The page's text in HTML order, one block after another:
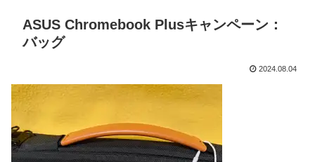
ASUS Chromebook Plusキャンペーン：
バッグ
2024.08.04